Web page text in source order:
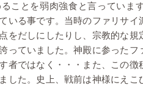
ことを弱肉強食と言っていま
いる事です。当時のファリサ
をだしにしたりし、宗教的な
っていました。神殿に参った
者ではなく・・・また、この
した。史上、戦前は神様にえ